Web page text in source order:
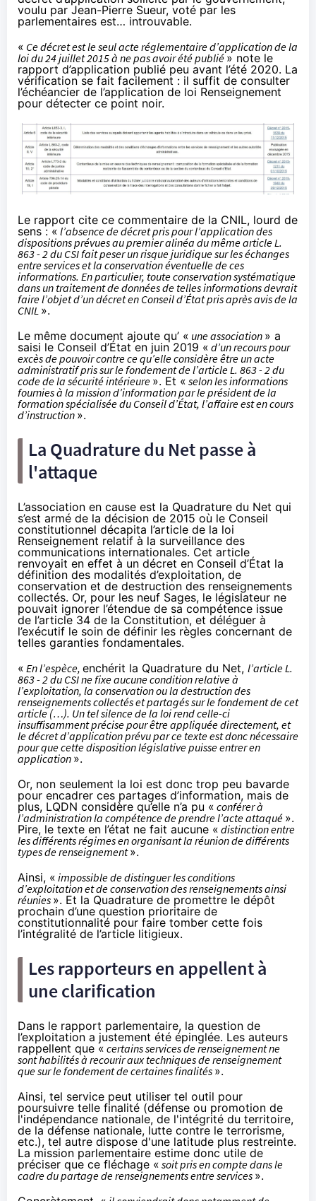
voulu par Jean-Pierre Sueur, voté par les
parlementaires est… introuvable.
« Ce décret est le seul acte réglementaire d’application de la
loi du 24 juillet 2015 à ne pas avoir été publié» note le
rapport d’application publié peu avant l’été 2020. La
vérification se fait facilement : il suffit de consulter
l’échéancier de l’application de loi Renseignement
pour détecter ce point noir.
Le rapport cite ce commentaire de la CNIL, lourd de
sens : « l’absence de décret pris pour l’application des
dispositions prévues au premier alinéa du même article L.
863 - 2 du CSI fait peser un risque juridique sur les échanges
entre services et la conservation éventuelle de ces
informations. En particulier, toute conservation systématique
dans un traitement de données de telles informations devrait
faire l’objet d’un décret en Conseil d’État pris après avis de la
CNIL ».
Le même document ajoute qu’ « une association » a
saisi le Conseil d’État en juin 2019 « d’un recours pour
excès de pouvoir contre ce qu’elle considère être un acte
administratif pris sur le fondement de l’article L. 863 - 2 du
code de la sécurité intérieure ». Et « selon les informations
fournies à la mission d’information par le président de la
formation spécialisée du Conseil d’État, l’affaire est en cours
d’instruction ».
La Quadrature du Net passe à
l'attaque
L’association en cause est la Quadrature du Net qui
s’est armé de la décision de 2015 où le Conseil
constitutionnel décapita l’article de la loi
Renseignement relatif à la surveillance des
communications internationales. Cet article
renvoyait en effet à un décret en Conseil d’État la
définition des modalités d’exploitation, de
conservation et de destruction des renseignements
collectés. Or, pour les neuf Sages, le législateur ne
pouvait ignorer l’étendue de sa compétence issue
de l’article 34 de la Constitution, et déléguer à
l’exécutif le soin de définir les règles concernant de
telles garanties fondamentales.
« En l’espèce, enchérit la Quadrature du Net, l’article L.
863 - 2 du CSI ne fixe aucune condition relative à
l’exploitation, la conservation ou la destruction des
renseignements collectés et partagés sur le fondement de cet
article (…). Un tel silence de la loi rend celle-ci
insuffisamment précise pour être appliquée directement, et
le décret d’application prévu par ce texte est donc nécessaire
pour que cette disposition législative puisse entrer en
application ».
Or, non seulement la loi est donc trop peu bavarde
pour encadrer ces partages d’information, mais de
plus, LQDN considère qu’elle n’a pu « conférer à
l’administration la compétence de prendre l’acte attaqué ».
Pire, le texte en l’état ne fait aucune « distinction entre
les différents régimes en organisant la réunion de différents
types de renseignement».
Ainsi, « impossible de distinguer les conditions
d’exploitation et de conservation des renseignements ainsi
réunies ». Et la Quadrature de promettre le dépôt
prochain d’une question prioritaire de
constitutionnalité pour faire tomber cette fois
l’intégralité de l’article litigieux.
Les rapporteurs en appellent à
une clarification
Dans le rapport parlementaire, la question de
l’exploitation a justement été épinglée. Les auteurs
rappellent que « certains services de renseignement ne
sont habilités à recourir aux techniques de renseignement
que sur le fondement de certaines finalités ».
Ainsi, tel service peut utiliser tel outil pour
poursuivre telle finalité (défense ou promotion de
l'indépendance nationale, de l'intégrité du territoire,
de la défense nationale, lutte contre le terrorisme,
etc.), tel autre dispose d'une latitude plus restreinte.
La mission parlementaire estime donc utile de
préciser que ce fléchage « soit pris en compte dans le
cadre du partage de renseignements entre services ».